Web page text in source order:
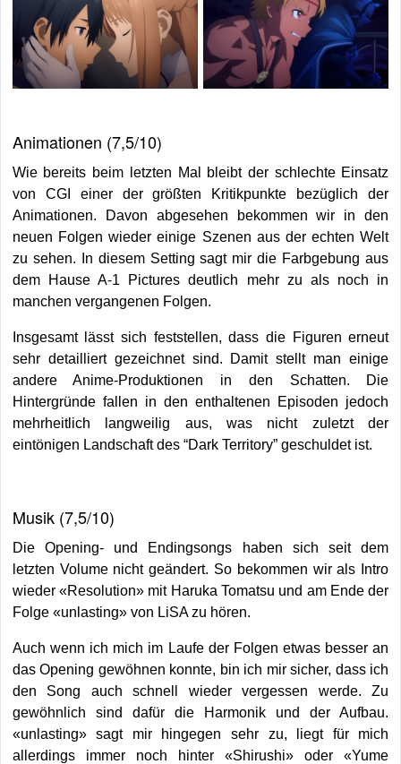
Animationen (7,5/10)
Wie bereits beim letzten Mal bleibt der schlechte Einsatz
von CGI einer der größten Kritikpunkte bezüglich der
Animationen. Davon abgesehen bekommen wir in den
neuen Folgen wieder einige Szenen aus der echten Welt
zu sehen. In diesem Setting sagt mir die Farbgebung aus
dem Hause A-1 Pictures deutlich mehr zu als noch in
manchen vergangenen Folgen.
Insgesamt lässt sich feststellen, dass die Figuren erneut
sehr detailliert gezeichnet sind. Damit stellt man einige
andere Anime-Produktionen in den Schatten. Die
Hintergründe fallen in den enthaltenen Episoden jedoch
mehrheitlich langweilig aus, was nicht zuletzt der
eintönigen Landschaft des “Dark Territory” geschuldet ist.
Musik (7,5/10)
Die Opening- und Endingsongs haben sich seit dem
letzten Volume nicht geändert. So bekommen wir als Intro
wieder «Resolution» mit Haruka Tomatsu und am Ende der
Folge «unlasting» von LiSA zu hören.
Auch wenn ich mich im Laufe der Folgen etwas besser an
das Opening gewöhnen konnte, bin ich mir sicher, dass ich
den Song auch schnell wieder vergessen werde. Zu
gewöhnlich sind dafür die Harmonik und der Aufbau.
«unlasting» sagt mir hingegen sehr zu, liegt für mich
allerdings immer noch hinter «Shirushi» oder «Yume